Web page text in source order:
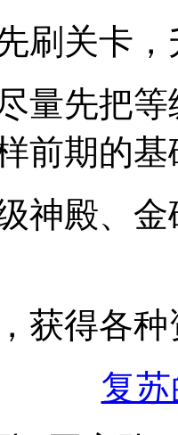
刷关卡
量先把
前期的
神殿、
获得各